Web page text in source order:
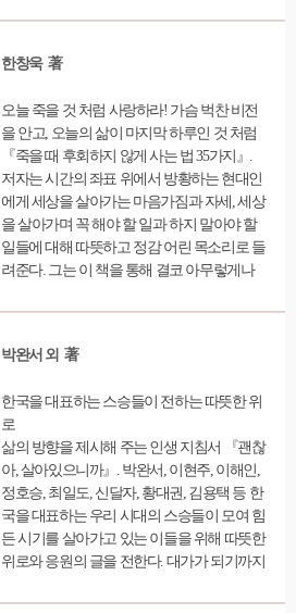
노트를 담았고, 책의 뒷부분에는 ‘더 볼거
더 확장시킬 수 있도록 했다.
특히 제3부 '광야일기'는 당시의 기록을 그대
생하게 전한다.
한창욱 著
오늘 죽을 것 처럼 사랑하라! 가슴 벅찬 비전
을 안고, 오늘의 삶이 마지막 하루인 것 처럼
『죽을 때 후회하지 않게 사는 법 35가지』.
저자는 시간의 좌표 위에서 방황하는 현대인
에게 세상을 살아가는 마음가짐과 자세, 세상
을 살아가며 꼭 해야 할 일과 하지 말아야 할
일들에 대해 따뜻하고 정감 어린 목소리로 들
려준다. 그는 이 책을 통해 결코 아무렇게나
대로 보듬으며 오늘 죽을 것처럼 진지하게 살
박완서 외 著
한국을 대표하는 스승들이 전하는 따뜻한 위
로
삶의 방향을 제시해 주는 인생 지침서 『괜찮
아, 살아있으니까』. 박완서, 이현주, 이해인,
정호승, 최일도, 신달자, 황대권, 김용택 등 한
국을 대표하는 우리 시대의 스승들이 모여 힘
든 시기를 살아가고 있는 이들을 위해 따뜻한
위로와 응원의 글을 전한다. 대가가 되기까지
아가야 하는 이유에 대해 말한다. 『괜찮아,